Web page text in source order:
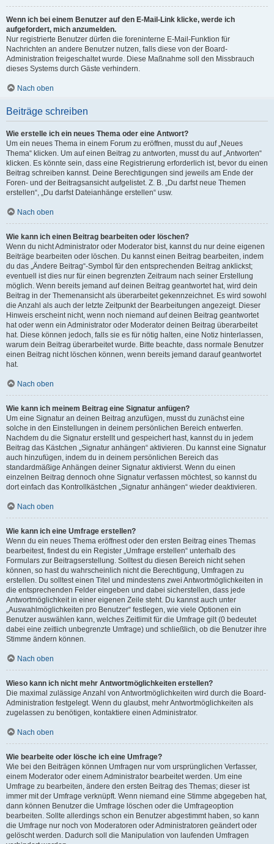
Wenn ich bei einem Benutzer auf den E-Mail-Link klicke, werde ich
aufgefordert, mich anzumelden.
Nur registrierte Benutzer dürfen die foreninterne E-Mail-Funktion für
Nachrichten an andere Benutzer nutzen, falls diese von der Board-
Administration freigeschaltet wurde. Diese Maßnahme soll den Missbrauch
dieses Systems durch Gäste verhindern.
Nach oben
Beiträge schreiben
Wie erstelle ich ein neues Thema oder eine Antwort?
Um ein neues Thema in einem Forum zu eröffnen, musst du auf „Neues
Thema“ klicken. Um auf einen Beitrag zu antworten, musst du auf „Antworten“
klicken. Es könnte sein, dass eine Registrierung erforderlich ist, bevor du einen
Beitrag schreiben kannst. Deine Berechtigungen sind jeweils am Ende der
Foren- und der Beitragsansicht aufgelistet. Z. B. „Du darfst neue Themen
erstellen“, „Du darfst Dateianhänge erstellen“ usw.
Nach oben
Wie kann ich einen Beitrag bearbeiten oder löschen?
Wenn du nicht Administrator oder Moderator bist, kannst du nur deine eigenen
Beiträge bearbeiten oder löschen. Du kannst einen Beitrag bearbeiten, indem
du das „Ändere Beitrag“-Symbol für den entsprechenden Beitrag anklickst;
eventuell ist dies nur für einen begrenzten Zeitraum nach seiner Erstellung
möglich. Wenn bereits jemand auf deinen Beitrag geantwortet hat, wird dein
Beitrag in der Themenansicht als überarbeitet gekennzeichnet. Es wird sowohl
die Anzahl als auch der letzte Zeitpunkt der Bearbeitungen angezeigt. Dieser
Hinweis erscheint nicht, wenn noch niemand auf deinen Beitrag geantwortet
hat oder wenn ein Administrator oder Moderator deinen Beitrag überarbeitet
hat. Diese können jedoch, falls sie es für nötig halten, eine Notiz hinterlassen,
warum dein Beitrag überarbeitet wurde. Bitte beachte, dass normale Benutzer
einen Beitrag nicht löschen können, wenn bereits jemand darauf geantwortet
hat.
Nach oben
Wie kann ich meinem Beitrag eine Signatur anfügen?
Um eine Signatur an deinen Beitrag anzufügen, musst du zunächst eine
solche in den Einstellungen in deinem persönlichen Bereich entwerfen.
Nachdem du die Signatur erstellt und gespeichert hast, kannst du in jedem
Beitrag das Kästchen „Signatur anhängen“ aktivieren. Du kannst eine Signatur
auch hinzufügen, indem du in deinem persönlichen Bereich das
standardmäßige Anhängen deiner Signatur aktivierst. Wenn du einen
einzelnen Beitrag dennoch ohne Signatur verfassen möchtest, so kannst du
dort einfach das Kontrollkästchen „Signatur anhängen“ wieder deaktivieren.
Nach oben
Wie kann ich eine Umfrage erstellen?
Wenn du ein neues Thema eröffnest oder den ersten Beitrag eines Themas
bearbeitest, findest du ein Register „Umfrage erstellen“ unterhalb des
Formulars zur Beitragserstellung. Solltest du diesen Bereich nicht sehen
können, so hast du wahrscheinlich nicht die Berechtigung, Umfragen zu
erstellen. Du solltest einen Titel und mindestens zwei Antwortmöglichkeiten in
die entsprechenden Felder eingeben und dabei sicherstellen, dass jede
Antwortmöglichkeit in einer eigenen Zeile steht. Du kannst auch unter
„Auswahlmöglichkeiten pro Benutzer“ festlegen, wie viele Optionen ein
Benutzer auswählen kann, welches Zeitlimit für die Umfrage gilt (0 bedeutet
dabei eine zeitlich unbegrenzte Umfrage) und schließlich, ob die Benutzer ihre
Stimme ändern können.
Nach oben
Wieso kann ich nicht mehr Antwortmöglichkeiten erstellen?
Die maximal zulässige Anzahl von Antwortmöglichkeiten wird durch die Board-
Administration festgelegt. Wenn du glaubst, mehr Antwortmöglichkeiten als
zugelassen zu benötigen, kontaktiere einen Administrator.
Nach oben
Wie bearbeite oder lösche ich eine Umfrage?
Wie bei den Beiträgen können Umfragen nur vom ursprünglichen Verfasser,
einem Moderator oder einem Administrator bearbeitet werden. Um eine
Umfrage zu bearbeiten, ändere den ersten Beitrag des Themas; dieser ist
immer mit der Umfrage verknüpft. Wenn niemand eine Stimme abgegeben hat,
dann können Benutzer die Umfrage löschen oder die Umfrageoption
bearbeiten. Sollte allerdings schon ein Benutzer abgestimmt haben, so kann
die Umfrage nur noch von Moderatoren oder Administratoren geändert oder
gelöscht werden. Dadurch soll die Manipulation von laufenden Umfragen